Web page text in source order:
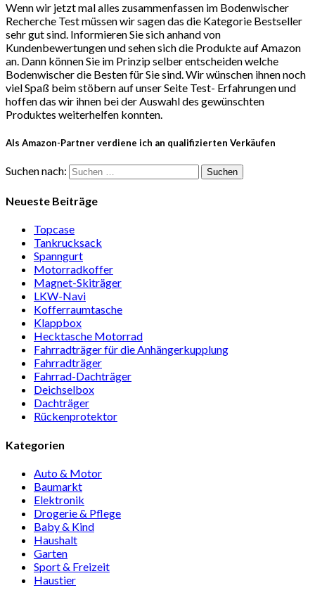
Wenn wir jetzt mal alles zusammenfassen im Bodenwischer
Recherche Test müssen wir sagen das die Kategorie Bestseller
sehr gut sind. Informieren Sie sich anhand von
Kundenbewertungen und sehen sich die Produkte auf Amazon
an. Dann können Sie im Prinzip selber entscheiden welche
Bodenwischer die Besten für Sie sind. Wir wünschen ihnen noch
viel Spaß beim stöbern auf unser Seite Test- Erfahrungen und
hoffen das wir ihnen bei der Auswahl des gewünschten
Produktes weiterhelfen konnten.
Als Amazon-Partner verdiene ich an qualifizierten Verkäufen
Suchen nach:
Neueste Beiträge
Topcase
Tan­kruck­sack
Spann­gurt
Motor­rad­koffer
Magnet-Ski­träger
LKW-Navi
Kof­fer­raum­ta­sche
Klappbox
Heck­ta­sche Motorrad
Fahr­rad­träger für die Anhän­ger­kup­p­lung
Fahr­rad­träger
Fahrrad-Dach­träger
Deich­selbox
Dach­träger
Rücken­pro­tektor
Kategorien
Auto & Motor
Baumarkt
Elektronik
Drogerie & Pflege
Baby & Kind
Haushalt
Garten
Sport & Freizeit
Haustier